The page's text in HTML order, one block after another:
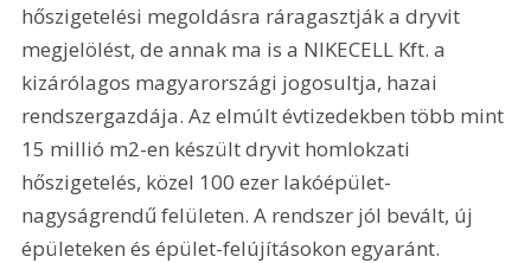
hőszigetelési megoldásra ráragasztják a dryvit
megjelölést, de annak ma is a NIKECELL Kft. a
kizárólagos magyarországi jogosultja, hazai
rendszergazdája. Az elmúlt évtizedekben több mint
15 millió m2-en készült dryvit homlokzati
hőszigetelés, közel 100 ezer lakóépület-
nagyságrendű felületen. A rendszer jól bevált, új
épületeken és épület-felújításokon egyaránt.